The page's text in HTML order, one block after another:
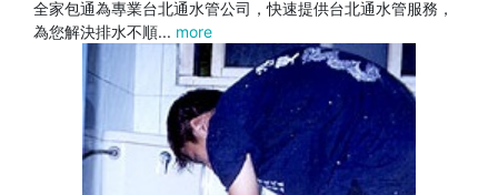
全家包通為專業台北通水管公司，快速提供台北通水管服務，
為您解決排水不順... more